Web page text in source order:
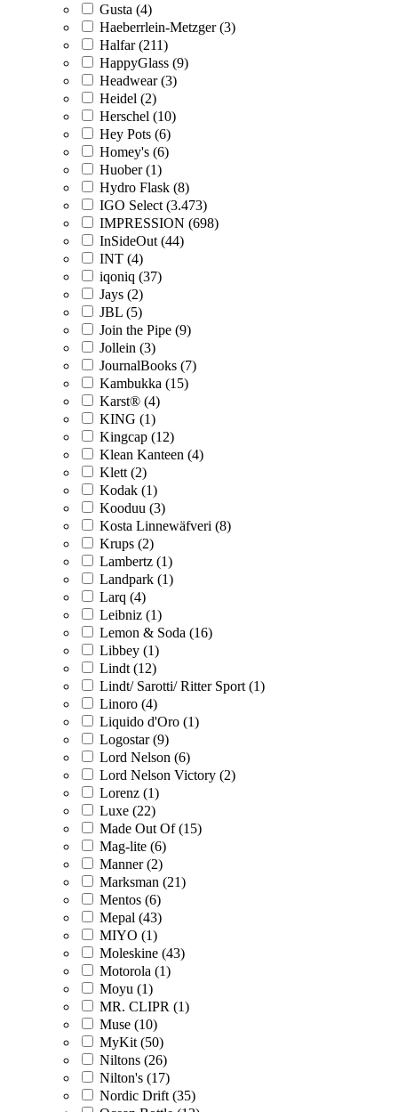
Gusta (4)
Haeberrlein-Metzger (3)
Halfar (211)
HappyGlass (9)
Headwear (3)
Heidel (2)
Herschel (10)
Hey Pots (6)
Homey's (6)
Huober (1)
Hydro Flask (8)
IGO Select (3.473)
IMPRESSION (698)
InSideOut (44)
INT (4)
iqoniq (37)
Jays (2)
JBL (5)
Join the Pipe (9)
Jollein (3)
JournalBooks (7)
Kambukka (15)
Karst® (4)
KING (1)
Kingcap (12)
Klean Kanteen (4)
Klett (2)
Kodak (1)
Kooduu (3)
Kosta Linnewäfveri (8)
Krups (2)
Lambertz (1)
Landpark (1)
Larq (4)
Leibniz (1)
Lemon & Soda (16)
Libbey (1)
Lindt (12)
Lindt/ Sarotti/ Ritter Sport (1)
Linoro (4)
Liquido d'Oro (1)
Logostar (9)
Lord Nelson (6)
Lord Nelson Victory (2)
Lorenz (1)
Luxe (22)
Made Out Of (15)
Mag-lite (6)
Manner (2)
Marksman (21)
Mentos (6)
Mepal (43)
MIYO (1)
Moleskine (43)
Motorola (1)
Moyu (1)
MR. CLIPR (1)
Muse (10)
MyKit (50)
Niltons (26)
Nilton's (17)
Nordic Drift (35)